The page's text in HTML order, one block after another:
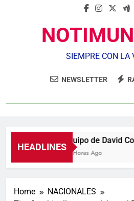
SIEMPRE CON LA
NEWSLETTER
HEADLINES
Equipo de David
14 Horas Ago
Home
NACIONALES